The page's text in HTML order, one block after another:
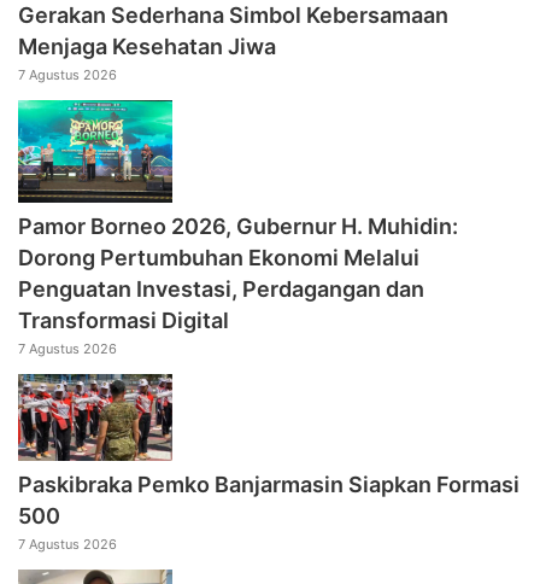
Gerakan Sederhana Simbol Kebersamaan
Menjaga Kesehatan Jiwa
7 Agustus 2026
Pamor Borneo 2026, Gubernur H. Muhidin:
Dorong Pertumbuhan Ekonomi Melalui
Penguatan Investasi, Perdagangan dan
Transformasi Digital
7 Agustus 2026
Paskibraka Pemko Banjarmasin Siapkan Formasi
500
7 Agustus 2026